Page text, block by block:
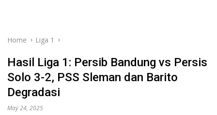
Home Liga 1
Hasil Liga 1: Persib Bandung vs Persis
Solo 3-2, PSS Sleman dan Barito
Degradasi
May 24, 2025